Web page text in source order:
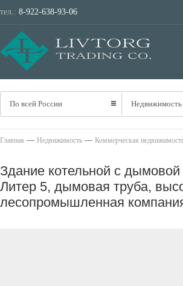
тел.: 8-922-638-93-06
По всей России Недвижимость
Главная — Недвижимость — Коммерческая
Здание котельной с
Литер 5, дымовая труба,
лесопромышленная